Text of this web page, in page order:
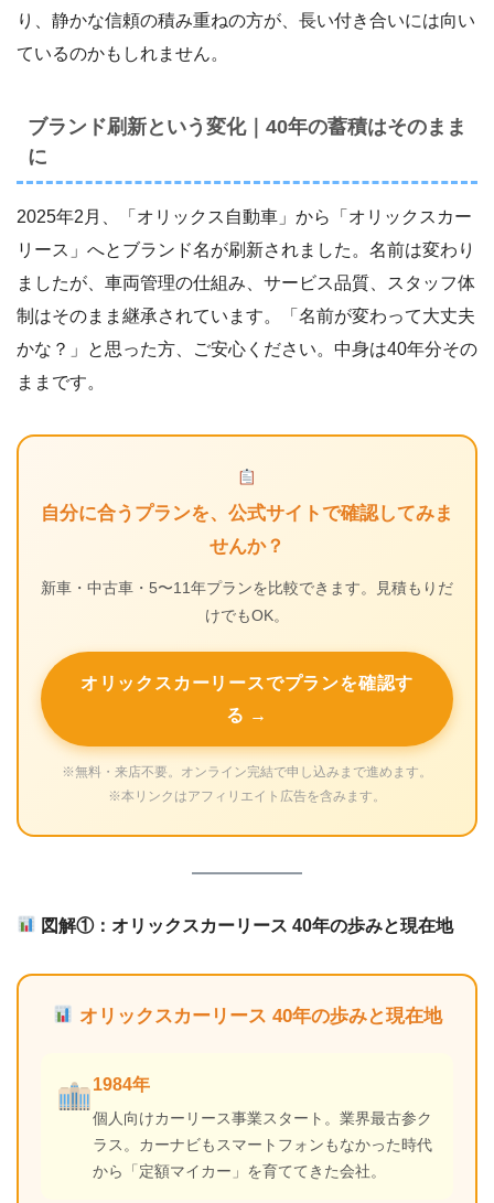
り、静かな信頼の積み重ねの方が、長い付き合いには向い
ているのかもしれません。
ブランド刷新という変化｜40年の蓄積はそのまま
に
2025年2月、「オリックス自動車」から「オリックスカー
リース」へとブランド名が刷新されました。名前は変わり
ましたが、車両管理の仕組み、サービス品質、スタッフ体
制はそのまま継承されています。「名前が変わって大丈夫
かな？」と思った方、ご安心ください。中身は40年分その
ままです。
自分に合うプランを、公式サイトで確認してみま
せんか？
新車・中古車・5〜11年プランを比較できます。見積もりだ
けでもOK。
オリックスカーリースでプランを確認す
る →
※無料・来店不要。オンライン完結で申し込みまで進めます。
※本リンクはアフィリエイト広告を含みます。
図解①：オリックスカーリース 40年の歩みと現在地
オリックスカーリース 40年の歩みと現在地
1984年
個人向けカーリース事業スタート。業界最古参ク
ラス。カーナビもスマートフォンもなかった時代
から「定額マイカー」を育ててきた会社。